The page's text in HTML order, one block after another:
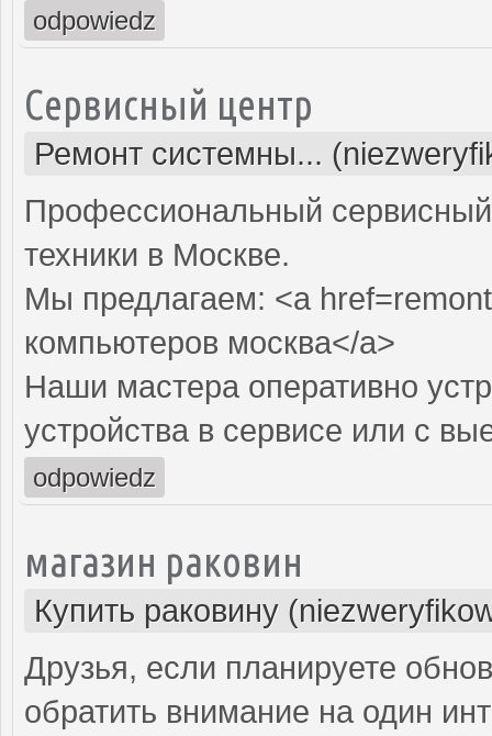
odpowiedz
Сервисный центр
Ремонт системны...
Профессиональный
техники в Москве.
Мы предлагаем: <a
компьютеров москва</a>
Наши мастера оперативно
устройства в сервисе или с
odpowiedz
магазин раковин
Купить раковину
Друзья, если планируете
обратить внимание на один